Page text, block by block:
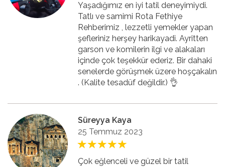
Yaşadığımız en iyi tatil deneyimiydi.
Tatlı ve samimi Rota Fethiye
Rehberimiz , lezzetli yemekler yapan
şefleriniz herşey harikayadi. Ayritten
garson ve komilerin ilgi ve alakaları
içinde çok teşekkür ederiz. Bir dahaki
senelerde görüşmek üzere hoşçakalın
. (Kalite tesadüf değildir.) 👌
Süreyya Kaya
25 Temmuz 2023
Çok eğlenceli ve güzel bir tatil